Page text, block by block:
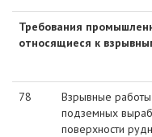
Требования
относящиеся к
78
Взрывные
подземных
поверхности